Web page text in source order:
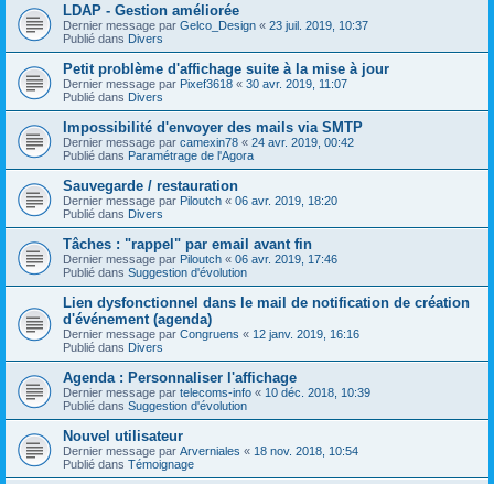
LDAP - Gestion améliorée
Dernier message par Gelco_Design « 23 juil. 2019, 10:37
Publié dans Divers
Petit problème d'affichage suite à la mise à jour
Dernier message par Pixef3618 « 30 avr. 2019, 11:07
Publié dans Divers
Impossibilité d'envoyer des mails via SMTP
Dernier message par camexin78 « 24 avr. 2019, 00:42
Publié dans Paramétrage de l'Agora
Sauvegarde / restauration
Dernier message par Piloutch « 06 avr. 2019, 18:20
Publié dans Divers
Tâches : "rappel" par email avant fin
Dernier message par Piloutch « 06 avr. 2019, 17:46
Publié dans Suggestion d'évolution
Lien dysfonctionnel dans le mail de notification de création
d'événement (agenda)
Dernier message par Congruens « 12 janv. 2019, 16:16
Publié dans Divers
Agenda : Personnaliser l'affichage
Dernier message par telecoms-info « 10 déc. 2018, 10:39
Publié dans Suggestion d'évolution
Nouvel utilisateur
Dernier message par Arverniales « 18 nov. 2018, 10:54
Publié dans Témoignage